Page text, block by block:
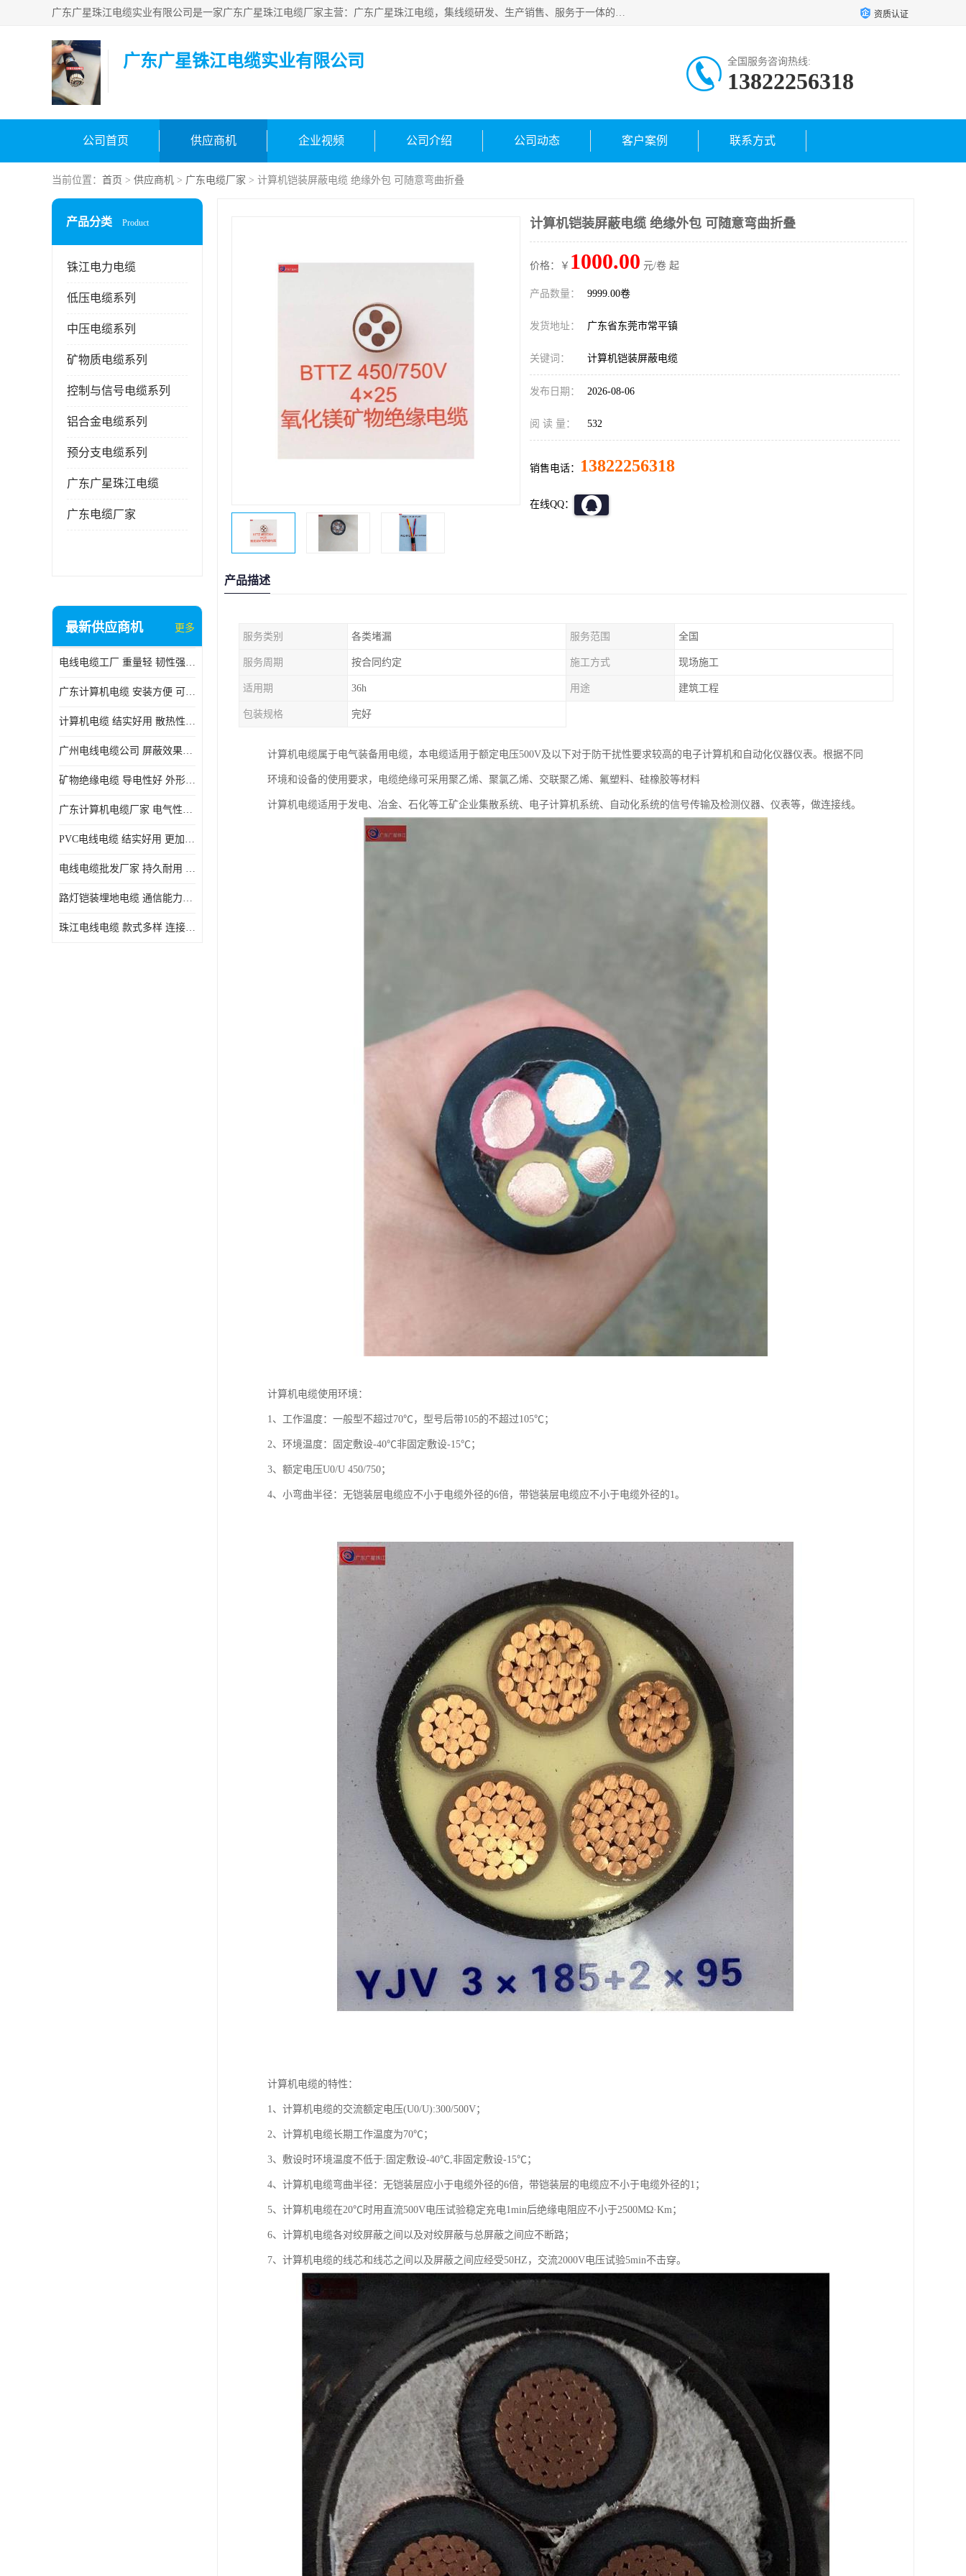
广东广星珠江电缆实业有限公司是一家广东广星珠江电缆厂家主营：广东广星珠江电缆，集线缆研发、生产销售、服务于一体的生产企业。公司自创立以来，确立了“广星珠江电缆，您的一站式采购”的战略发展口号，明确了将广星珠江打造成“线缆产品种类覆盖较广较全、质量较优、服务较好的大型综合性*化生产企业”的发展目标。 资质认证
广东广星铢江电缆实业有限公司 全国服务咨询热线:
13822256318
公司首页 供应商机 企业视频 公司介绍 公司动态 客户案例 联系方式
当前位置： 首页 > 供应商机 > 广东电缆厂家 > 计算机铠装屏蔽电缆 绝缘外包 可随意弯曲折叠
产品分类 Product
铢江电力电缆
低压电缆系列
中压电缆系列
矿物质电缆系列
控制与信号电缆系列
铝合金电缆系列
预分支电缆系列
广东广星珠江电缆
广东电缆厂家
最新供应商机 更多
电线电缆工厂 重量轻 韧性强 体积小 连接简单
广东计算机电缆 安装方便 可随意弯曲折叠
计算机电缆 结实好用 散热性良好
广州电线电缆公司 屏蔽效果良好 拆卸安装方便
矿物绝缘电缆 导电性好 外形美观大方
广东计算机电缆厂家 电气性能稳定 外形美观大方
PVC电线电缆 结实好用 更加省时省力
电线电缆批发厂家 持久耐用 铜芯含量高
路灯铠装埋地电缆 通信能力强 受外界干扰小
珠江电线电缆 款式多样 连接可靠安全
计算机铠装屏蔽电缆 绝缘外包 可随意弯曲折叠
价格：￥ 1000.00 元/卷 起
产品数量： 9999.00卷
发货地址： 广东省东莞市常平镇
关键词： 计算机铠装屏蔽电缆
发布日期： 2026-08-06
阅 读 量： 532
销售电话： 13822256318
在线QQ：
产品描述
服务类别 各类堵漏 服务范围 全国
服务周期 按合同约定 施工方式 现场施工
适用期 36h 用途 建筑工程
包装规格 完好
计算机电缆属于电气装备用电缆，本电缆适用于额定电压500V及以下对于防干扰性要求较高的电子计算机和自动化仪器仪表。根据不同
环境和设备的使用要求，电缆绝缘可采用聚乙烯、聚氯乙烯、交联聚乙烯、氟塑料、硅橡胶等材料
计算机电缆适用于发电、冶金、石化等工矿企业集散系统、电子计算机系统、自动化系统的信号传输及检测仪器、仪表等，做连接线。
计算机电缆使用环境：
1、工作温度：一般型不超过70℃，型号后带105的不超过105℃；
2、环境温度：固定敷设-40℃非固定敷设-15℃；
3、额定电压U0/U 450/750；
4、小弯曲半径：无铠装层电缆应不小于电缆外径的6倍，带铠装层电缆应不小于电缆外径的1。
计算机电缆的特性：
1、计算机电缆的交流额定电压(U0/U):300/500V；
2、计算机电缆长期工作温度为70℃；
3、敷设时环境温度不低于:固定敷设-40℃,非固定敷设-15℃；
4、计算机电缆弯曲半径：无铠装层应小于电缆外径的6倍，带铠装层的电缆应不小于电缆外径的1；
5、计算机电缆在20℃时用直流500V电压试验稳定充电1min后绝缘电阻应不小于2500MΩ·Km；
6、计算机电缆各对绞屏蔽之间以及对绞屏蔽与总屏蔽之间应不断路；
7、计算机电缆的线芯和线芯之间以及屏蔽之间应经受50HZ，交流2000V电压试验5min不击穿。